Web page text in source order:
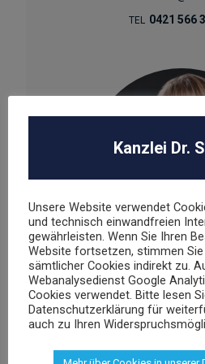
TEL 0421 566
Agnieszka
Kanzlei Dr.
Unsere Website verwendet
und technisch einwandfreien
gewährleisten. Wenn Sie Ihren
Website fortsetzen, stimmen Sie
sämtlicher Cookies indirekt zu.
Webanalysedienst Google
Cookies verwendet. Bitte lesen
Datenschutzerklärung für
auch zu Ihren